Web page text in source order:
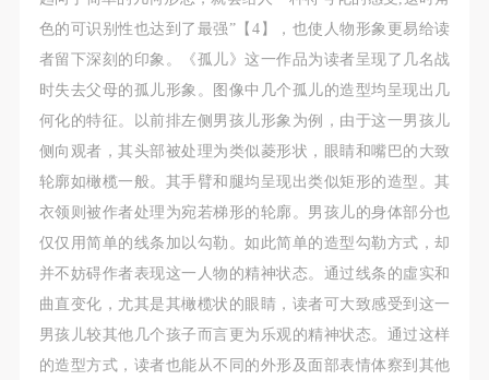
色的可识别性也达到了最强”【4】，也使人物形象更易给读
者留下深刻的印象。《孤儿》这一作品为读者呈现了几名战
时失去父母的孤儿形象。图像中几个孤儿的造型均呈现出几
何化的特征。以前排左侧男孩儿形象为例，由于这一男孩儿
侧向观者，其头部被处理为类似菱形状，眼睛和嘴巴的大致
轮廓如橄榄一般。其手臂和腿均呈现出类似矩形的造型。其
衣领则被作者处理为宛若梯形的轮廓。男孩儿的身体部分也
仅仅用简单的线条加以勾勒。如此简单的造型勾勒方式，却
并不妨碍作者表现这一人物的精神状态。通过线条的虛实和
曲直变化，尤其是其橄榄状的眼睛，读者可大致感受到这一
男孩儿较其他几个孩子而言更为乐观的精神状态。通过这样
的造型方式，读者也能从不同的外形及面部表情体察到其他
本协议的补充协议，并不得违反相关法律法规规定。
（2）、本协议自甲乙双方签字（盖章）、勾选之日
起生效。
（3）、本协议包括纸质档和电子档，纸质档—式二
份，甲乙双方各执一份，均具有同等法律效力。
活动参与者意味着接受并承担本协议的全部义务，未
同意者意味着放弃参加此次活动的权利。凡参加这次
活动前，必须事先与自己的家属沟通，取得家属同
意，同时知晓并同意本免责声明。参加者签名/勾选
后，视作其家属也已知晓并同意。
我已认真阅读上述条款，并且同意。
本协议的补充协议，并不得违反相关法律法规规定。
（2）、本协议自甲乙双方签字（盖章）、勾选之日
起生效。
（3）、本协议包括纸质档和电子档，纸质档—式二
份，甲乙双方各执一份，均具有同等法律效力。
活动参与者意味着接受并承担本协议的全部义务，未
同意者意味着放弃参加此次活动的权利。凡参加这次
活动前，必须事先与自己的家属沟通，取得家属同
意，同时知晓并同意本免责声明。参加者签名/勾选
后，视作其家属也已知晓并同意。
我已认真阅读上述条款，并且同意。
本协议的补充协议，并不得违反相关法律法规规定。
（2）、本协议自甲乙双方签字（盖章）、勾选之日
起生效。
（3）、本协议包括纸质档和电子档，纸质档—式二
份，甲乙双方各执一份，均具有同等法律效力。
活动参与者意味着接受并承担本协议的全部义务，未
同意者意味着放弃参加此次活动的权利。凡参加这次
活动前，必须事先与自己的家属沟通，取得家属同
意，同时知晓并同意本免责声明。参加者签名/勾选
后，视作其家属也已知晓并同意。
我已认真阅读上述条款，并且同意。